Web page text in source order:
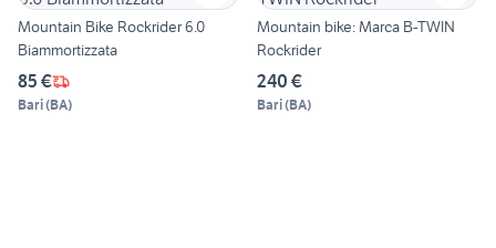
Mountain Bike Rockrider 6.0
Biammortizzata
85 €
Bari(BA)
Mountain bike: Marca B-TWIN
Rockrider
240 €
Bari(BA)